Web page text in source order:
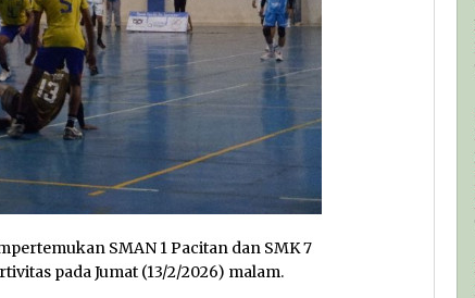
SMAN 1 Pacitan dan SMK 7
pada Jumat (13/2/2026) malam.